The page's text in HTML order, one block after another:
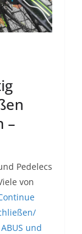
–
Pedelecs
von
und